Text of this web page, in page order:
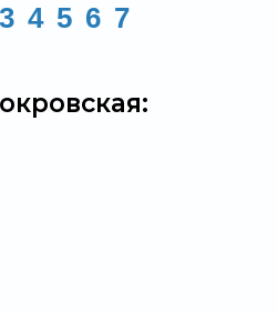
3 4 5 6 7